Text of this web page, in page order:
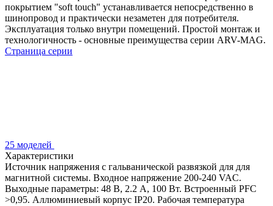
покрытием "soft touch" устанавливается непосредственно в
шинопровод и практически незаметен для потребителя.
Эксплуатация только внутри помещений. Простой монтаж и
технологичность - основные преимущества серии ARV-MAG.
Страница серии
25 моделей
Характеристики
Источник напряжения с гальванической развязкой для для
магнитной системы. Входное напряжение 200-240 VAC.
Выходные параметры: 48 В, 2.2 А, 100 Вт. Встроенный PFC
>0,95. Аллюминиевый корпус IP20. Рабочая температура